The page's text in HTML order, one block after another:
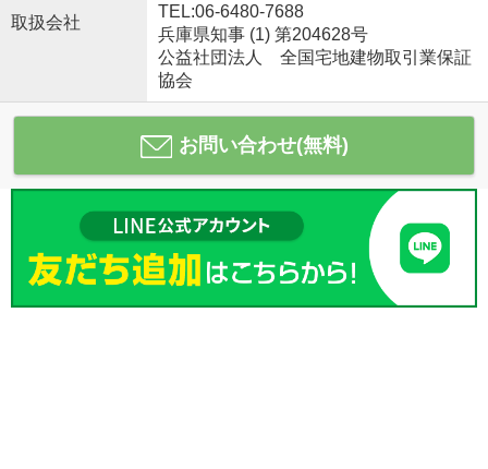
取扱会社
TEL:06-6480-7688
兵庫県知事 (1) 第204628号
公益社団法人 全国宅地建物取引業保証
協会
お問い合わせ(無料)